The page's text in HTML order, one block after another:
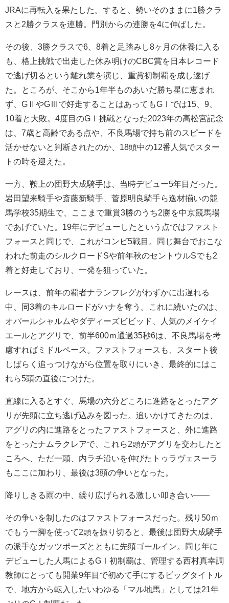
JRAに再転入を果たした。すると、勢いそのままに1勝クラ
スと2勝クラスを連勝。門別からの連勝を4に伸ばした。
その後、3勝クラスで6、8着と足踏みし8ヶ月の休養に入る
も、格上挑戦で出走した休み明けのCBC賞を日本レコード
で逃げ切るという離れ業を演じ、重賞初制覇を成し遂げ
た。ところが、そこから1年半ものあいだ勝ち星に恵まれ
ず、GⅡやGⅢで好走することはあってもGⅠでは15、9、
10着と大敗。4度目のGⅠ挑戦となった2023年の高松宮記念
は、7歳と高齢である点や、不良馬場で持ち前のスピードを
活かせないと判断されたのか、18頭中の12番人気でスター
トの時を迎えた。
一方、鞍上の団野大成騎手は、当時デビュー5年目だった。
岩田望来騎手や斎藤新騎手、菅原明良騎手ら逸材揃いの競
馬学校35期生で、ここまで重賞3勝のうち2勝を中京競馬場
であげていた。19年にデビューしたという点ではファスト
フォースと同じで、これがコンビ5戦目。同じ舞台でおこな
われた前走のシルクロードSや前年秋のセントウルSでも2
着と好走しており、一発を狙っていた。
レースは、前年の覇者ナランフレグがわずかに出遅れる
中、同3着のキルロードがハナを奪う。これに続いたのは、
オパールシャルムやダディーズビビッド、人気のメイケイ
エールとアグリで、前半600ｍ通過35秒6は、不良馬場を考
慮すればミドルペース。ファストフォースも、スタート後
しばらく追っつけながら位置を取りにいき、最終的にはこ
れら5頭の直後につけた。
直線に入るとすぐ、馬場の六分どころに進路をとったアグ
リが先頭に立ち逃げ込みを図った。追いかけてきたのは、
アグリの内に進路をとったファストフォースと、外に進路
をとったナムラクレアで、これら2頭がアグリを交わしたと
ころへ、ただ一頭、内ラチ沿いを伸びたトゥラヴェスーラ
もここに加わり、最後は3頭の争いとなった。
降りしきる雨の中、繰り広げられる激しい叩き合い――
その争いを制したのはファストフォースだった。残り50ｍ
でもう一脚を使って2頭を振り切ると、最後は団野大成騎手
の派手なガッツポーズとともに先頭ゴールイン。同じ年に
デビューした人馬によるGⅠ初制覇は、管理する西村真幸調
教師にとっても開業9年目で初めて手にするビッグタイトル
で、地方から転入したいわゆる「マル地馬」としては21年